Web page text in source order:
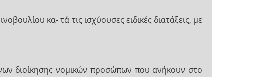
κα- τά τις ισχύουσες ειδικές διατάξεις, με
διοίκησης νομικών προσώπων που ανήκουν στο